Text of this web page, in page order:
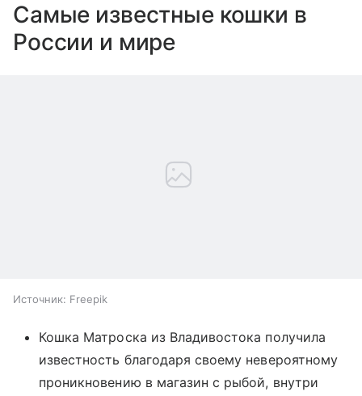
Самые известные кошки в
России и мире
Источник: Freepik
Кошка Матроска из Владивостока получила
известность благодаря своему невероятному
проникновению в магазин с рыбой, внутри